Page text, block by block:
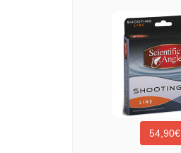
54,90€